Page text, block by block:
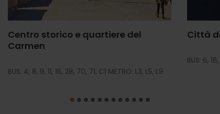
Centro storico e quartiere del
Carmen
BUS: 4, 8, 9, 11, 16, 28, 70, 71, C1 METRO: L3, L5, L9
Città
BUS: 6,